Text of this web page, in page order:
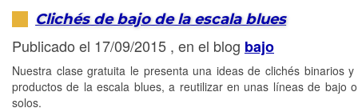
Clichés de bajo de la escala blues
Publicado el 17/09/2015 , en el blog bajo
Nuestra clase gratuita le presenta una ideas de clichés binarios y
productos de la escala blues, a reutilizar en unas líneas de bajo
solos.